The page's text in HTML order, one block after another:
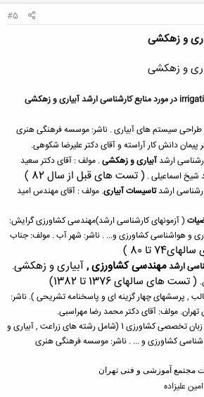
#5
و زهکشی
و زهکشی
طراحی سیستم های آبیاری . ناشر: موسسه فرهنگی هنری
پیمان دانش کار آراسته و آقای دکتر علیرضا شکوهی.
ارشدآبیاری و زهکشی. مولف : آقای دکتر سعید
شیخ اسماعیلی . ( تست های قبل از سال 82 )
ارشدتاسیسات آبیاری. مولف : آقای مهندس امید
( آزمونهای کارشناسی ارشد)مهندسی کشاورزی گرایش:
و هواشناسی کشاورزی و... . ناشر: شهر آب . مولف: جناب
تا 80 )
ارشدمهندسی کشاورزی ,آبیاری و زهکشی.
( تست های سالهای 1376 تا 1382)
مولف: آقای دکتر محمد رضا مهراسبی.
7- کتاب پرسشهای چهارگزینه ای زبان تخصصی کشاورزی 1 (شامل رشته های زراعت , آبیاری و
کشاورزی و ... . ناشر: موسسه فرهنگی هنری
مجتمع آموزشی و فنی تهران